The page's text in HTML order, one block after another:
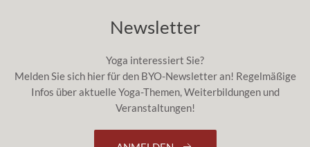
Newsletter
Yoga interessiert Sie?
Melden Sie sich hier für den BYO-Newsletter an! Regelmäßige
Infos über aktuelle Yoga-Themen, Weiterbildungen und
Veranstaltungen!